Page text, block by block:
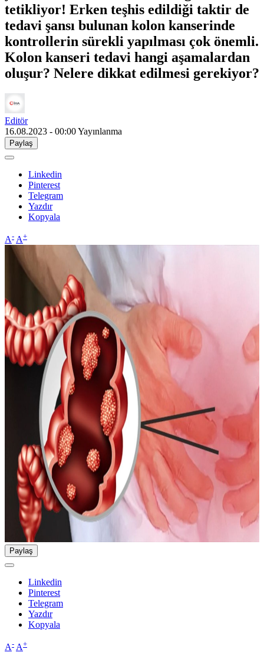
tetikliyor! Erken teşhis edildiği taktir de
tedavi şansı bulunan kolon kanserinde
kontrollerin sürekli yapılması çok önemli.
Kolon kanseri tedavi hangi aşamalardan
oluşur? Nelere dikkat edilmesi gerekiyor?
Editör
16.08.2023 - 00:00Yayınlanma
Paylaş
Linkedin
Pinterest
Telegram
Yazdır
Kopyala
A- A+
Paylaş
Linkedin
Pinterest
Telegram
Yazdır
Kopyala
A- A+